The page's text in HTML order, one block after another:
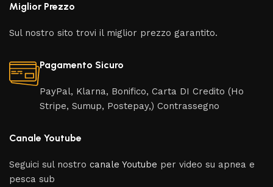
Miglior Prezzo
Sul nostro sito trovi il miglior prezzo garantito.
Pagamento Sicuro
PayPal, Klarna, Bonifico, Carta DI Credito (Ho
Stripe, Sumup, Postepay,) Contrassegno
Canale Youtube
Seguici sul nostrocanale Youtube per video su apnea e
pesca sub